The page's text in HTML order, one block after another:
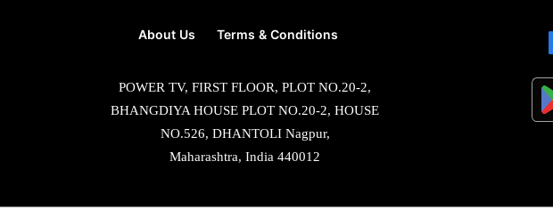
About Us Terms & Conditions
POWER TV, FIRST FLOOR, PLOT NO.20-2,
BHANGDIYA HOUSE PLOT NO.20-2, HOUSE
NO.526, DHANTOLI Nagpur,
Maharashtra, India 440012